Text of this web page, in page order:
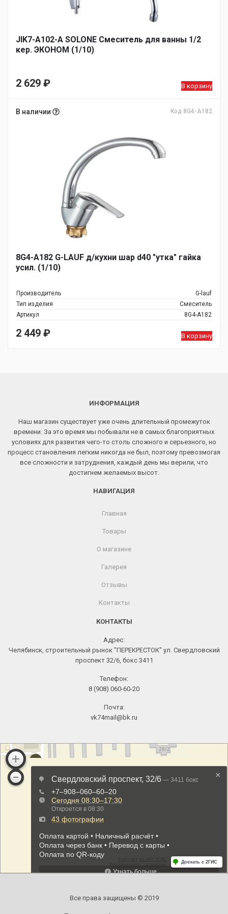
JIK7-A102-А SOLONE Смеситель для ванны 1/2
кер. ЭКОНОМ (1/10)
2 629 ₽ В корзину
В наличии Код 8G4-A182
8G4-A182 G-LAUF д/кухни шар d40 "утка" гайка
усил. (1/10)
Производитель
G-lauf
Тип изделия
Смеситель
Артикул
8G4-A182
2 449 ₽ В корзину
ИНФОРМАЦИЯ
Наш магазин существует уже очень длительный промежуток
времени. За это время мы побывали не в самых благоприятных
условиях для развития чего-то столь сложного и серьезного, но
процесс становления легким никогда не был, поэтому превозмогая
все сложности и затруднения, каждый день мы верили, что
достигнем желаемых высот.
НАВИГАЦИЯ
Главная
Товары
О магазине
Галерея
Отзывы
Контакты
КОНТАКТЫ
Адрес:
Челябинск, строительный рынок "ПЕРЕКРЕСТОК" ул. Свердловский
проспект 32/6, бокс 3411
Телефон:
8 (908) 060-60-20
Почта:
vk74mail@bk.ru
Все права защищены © 2019